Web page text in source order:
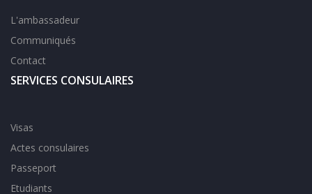
L'ambassadeur
Communiqués
Contact
SERVICES CONSULAIRES
Visas
Actes consulaires
Passeport
Etudiants